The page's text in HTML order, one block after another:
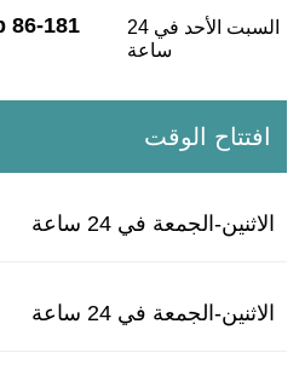
السبت الأحد في 24
ساعة
افتتاح الوقت
الاثنين-الجمعة في 24 ساعة
الاثنين-الجمعة في 24 ساعة